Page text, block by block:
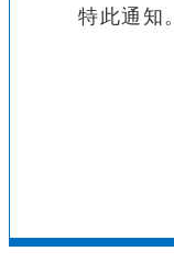
特此通知。